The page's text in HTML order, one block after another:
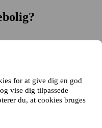
for at give dig en god
vise dig tilpassede
du, at cookies bruges